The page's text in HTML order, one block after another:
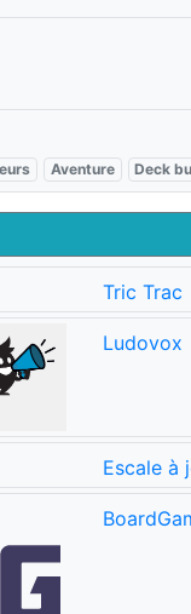
Aventure Deck
Tric Trac
Ludovox
Escale à